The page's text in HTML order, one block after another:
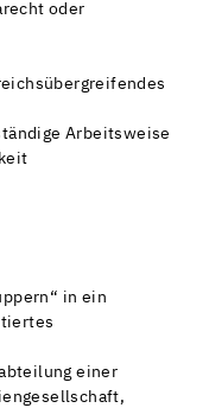
oder
Arbeitsweise
in ein
einer